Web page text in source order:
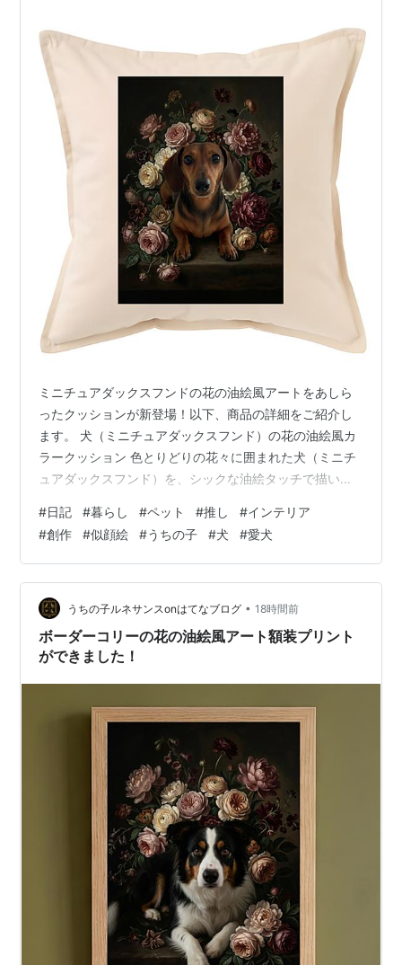
ミニチュアダックスフンドの花の油絵風アートをあしら
ったクッションが新登場！以下、商品の詳細をご紹介し
ます。 犬（ミニチュアダックスフンド）の花の油絵風カ
ラークッション 色とりどりの花々に囲まれた犬（ミニチ
ュアダックスフンド）を、シックな油絵タッチで描いた
のような深みのある色調が、お部屋に上品な存在感を添
えます。 ◆ 商品内容・クッション本体（カバー + 中材
込み）・額縁なしのフルカラーアートプリント ◆ サイ
ズ・仕様・サイズ：45cm × 45cm・中材込みの一体型ク
ッション・圧縮袋からお出しいただき、そのままお使い
いただけます ◆ こんな方に…
#日記 #暮らし #ペット #推し #インテリア
#創作 #似顔絵 #うちの子 #犬 #愛犬
うちの子ルネサンスonはてなブログ • 18時間前
ボーダーコリーの花の油絵風アート額装プリント
ができました！